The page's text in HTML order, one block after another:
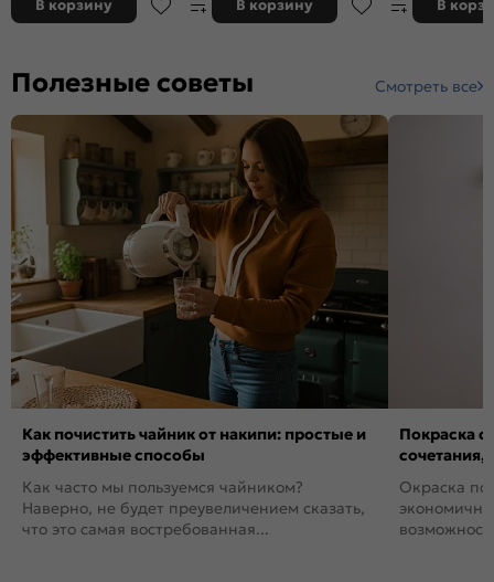
В корзину В корзину В
Полезные советы Смотреть все
Как почистить чайник от накипи: простые и
эффективные способы
Как часто мы пользуемся чайником?
Наверно, не будет преувеличением сказать,
что это самая востребованная...
Покраска
сочетания,
Окраска